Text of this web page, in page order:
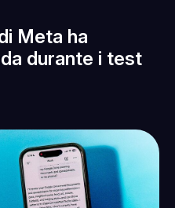
Meta ha
durante i test